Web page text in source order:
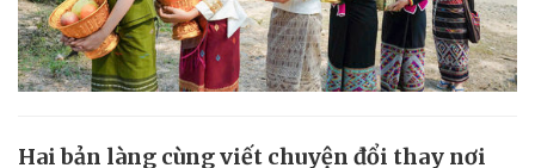
Hai bản làng cùng viết chuyện đổi thay nơi